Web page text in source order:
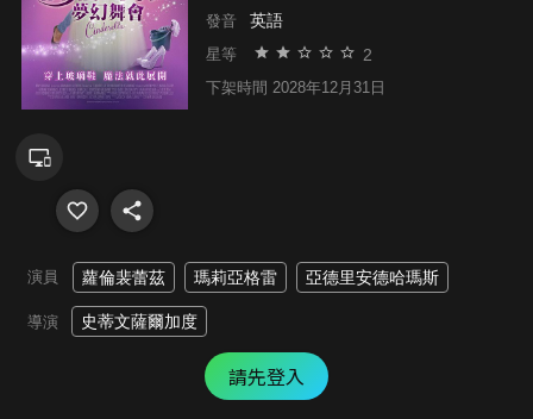
發音 英語
星等 2
下架時間 2028年12月31日
演員 蘿倫裴蕾茲 瑪莉亞格雷 亞德里安德哈瑪斯
導演 史蒂文薩爾加度
請先登入